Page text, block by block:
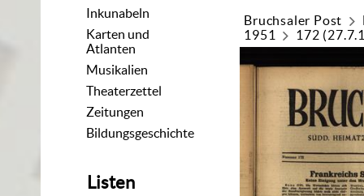
Inkunabeln
Karten und
Atlanten
Musikalien
Theaterzettel
Zeitungen
Bildungsgeschichte
Listen
Bruchsaler Post
1951
172